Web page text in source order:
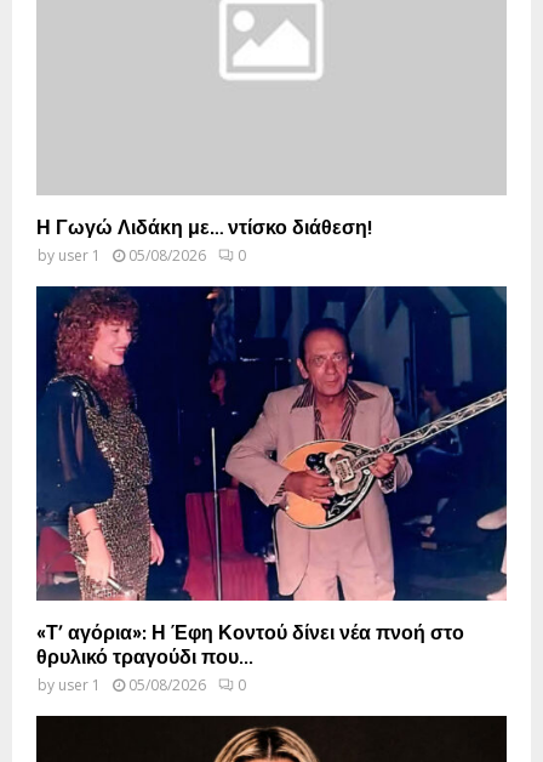
Η Γωγώ Λιδάκη με… ντίσκο διάθεση!
by user 1 05/08/2026 0
«Τ’ αγόρια»: Η Έφη Κοντού δίνει νέα πνοή στο
θρυλικό τραγούδι που...
by user 1 05/08/2026 0